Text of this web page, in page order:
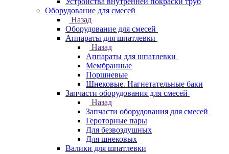
Оборудование для смесей
Назад
Оборудование для смесей
Аппараты для шпатлевки
Назад
Аппараты для шпатлевки
Мембранные
Поршневые
Шнековые. Нагнетательные баки
Запчасти оборудования для смесей
Назад
Запчасти оборудования для смесей
Героторные пары
Для безвоздушных
Для шнековых
Валики для шпатлевки